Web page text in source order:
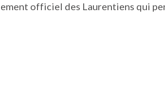
officiel des Laurentiens qui